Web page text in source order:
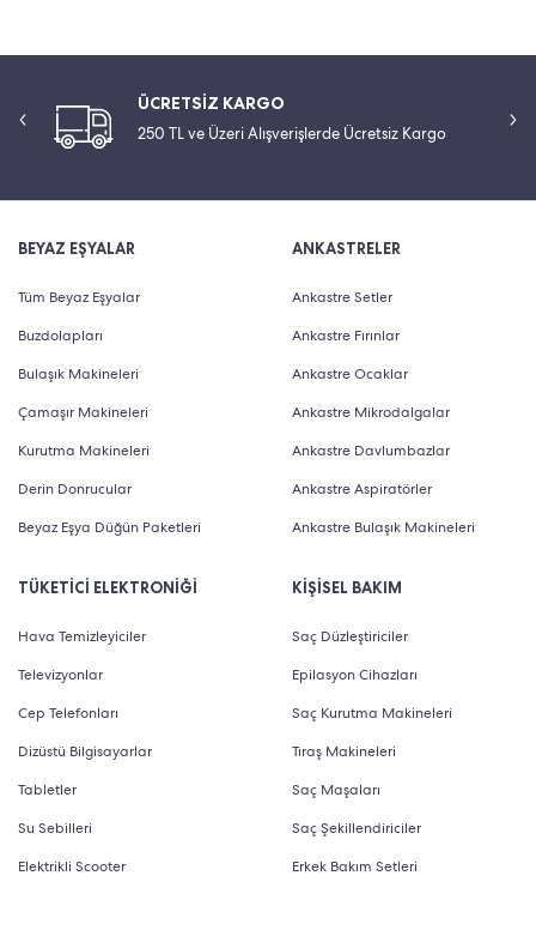
ÜCRETSİZ KARGO
250 TL ve Üzeri Alışverişlerde Ücretsiz Kargo
BEYAZ EŞYALAR
Tüm Beyaz Eşyalar
Buzdolapları
Bulaşık Makineleri
Çamaşır Makineleri
Kurutma Makineleri
Derin Donrucular
Beyaz Eşya Düğün Paketleri
TÜKETİCİ ELEKTRONİĞİ
Hava Temizleyiciler
Televizyonlar
Cep Telefonları
Dizüstü Bilgisayarlar
Tabletler
Su Sebilleri
Elektrikli Scooter
ANKASTRELER
Ankastre Setler
Ankastre Fırınlar
Ankastre Ocaklar
Ankastre Mikrodalgalar
Ankastre Davlumbazlar
Ankastre Aspiratörler
Ankastre Bulaşık Makineleri
KİŞİSEL BAKIM
Saç Düzleştiriciler
Epilasyon Cihazları
Saç Kurutma Makineleri
Tıraş Makineleri
Saç Maşaları
Saç Şekillendiriciler
Erkek Bakım Setleri